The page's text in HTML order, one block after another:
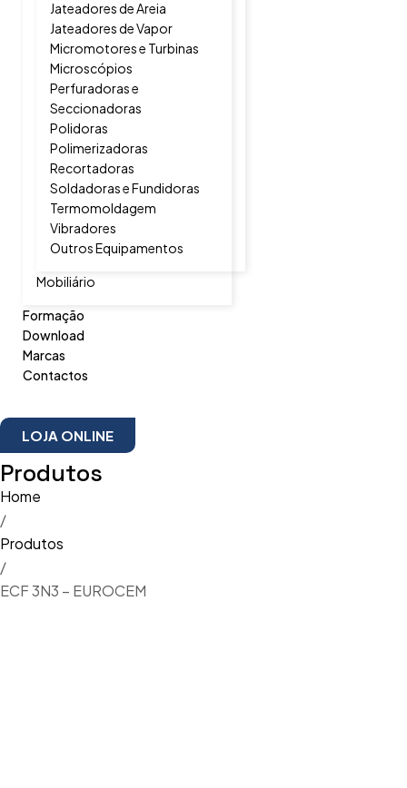
Jateadores de Areia
Jateadores de Vapor
Micromotores e Turbinas
Microscópios
Perfuradoras e
Seccionadoras
Polidoras
Polimerizadoras
Recortadoras
Soldadoras e Fundidoras
Termomoldagem
Vibradores
Outros Equipamentos
Mobiliário
Formação
Download
Marcas
Contactos
LOJA ONLINE
Produtos
Home
/
Produtos
/
ECF 3N3 – EUROCEM